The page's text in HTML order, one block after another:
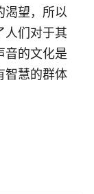
渴望，所以
人们对于其
音的文化是
智慧的群体